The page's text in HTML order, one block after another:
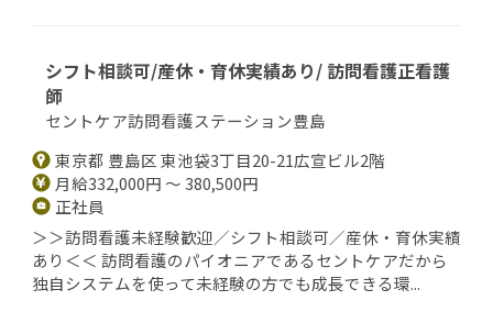
シフト相談可/産休・育休実績あり/ 訪問看護正看護
師
セントケア訪問看護ステーション豊島
東京都 豊島区 東池袋3丁目20-21広宣ビル2階
月給332,000円 ～ 380,500円
正社員
＞＞訪問看護未経験歓迎／シフト相談可／産休・育休実績
あり＜＜ 訪問看護のパイオニアであるセントケアだから
独自システムを使って未経験の方でも成長できる環...